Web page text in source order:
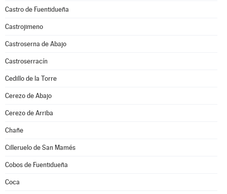
Castro de Fuentidueña
Castrojimeno
Castroserna de Abajo
Castroserracín
Cedillo de la Torre
Cerezo de Abajo
Cerezo de Arriba
Chañe
Cilleruelo de San Mamés
Cobos de Fuentidueña
Coca